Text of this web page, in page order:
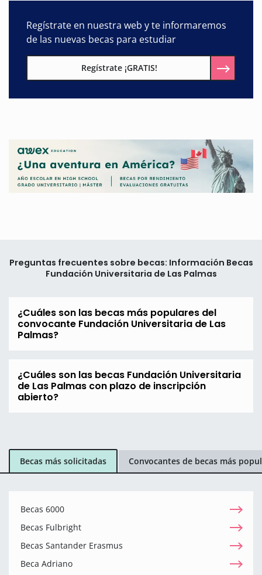
Regístrate en nuestra web y te informaremos
de las nuevas becas para estudiar
Regístrate ¡GRATIS!
Preguntas frecuentes sobre becas: Información Becas
Fundación Universitaria de Las Palmas
¿Cuáles son las becas más populares del
convocante Fundación Universitaria de Las
Palmas?
¿Cuáles son las becas Fundación Universitaria
de Las Palmas con plazo de inscripción
abierto?
Becas más solicitadas Convocantes de becas más
Becas 6000
Becas Fulbright
Becas Santander Erasmus
Beca Adriano